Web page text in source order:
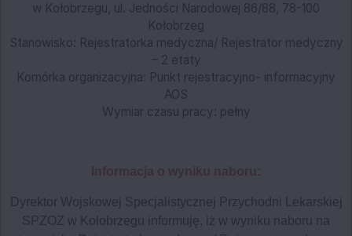
w Kołobrzegu, ul. Jedności Narodowej 86/88, 78-100
Kołobrzeg
Stanowisko: Rejestratorka medyczna/ Rejestrator medyczny
– 2 etaty
Komórka organizacyjna: Punkt rejestracyjno- informacyjny
AOS
Wymiar czasu pracy: pełny
Dyrektor Wojskowej Specjalistycznej Przychodni Lekarskiej
SPZOZ w Kołobrzegu informuję, iż w wyniku naboru na